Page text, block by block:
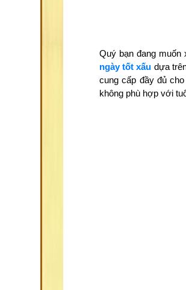
Quý bạn đang muốn
ngày tốt xấu dựa
cung cấp đầy đủ
không phù hợp với